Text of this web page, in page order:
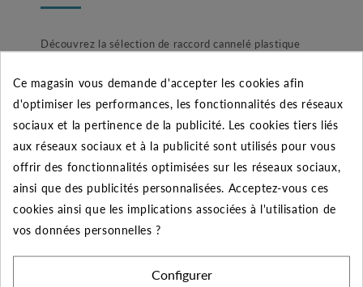
Découvrez la sélection de raccord cannelé plastique
coude est dit de série longue, il convient à des tuyaux
de 16 mm de diamètre. Le Té se compose de trois
raccordements en diamètre 16 mm, pour une longueur
d’environ 6 cm. Le té est conçu pour encaisser une
pression de service maximale de 4 bars à 20°C.
A quoi ça sert ?
Les raccords cannelés sont trop peu utilisés dans les
installations de goutte-à-goutte. Cependant un Té tel
que celui-ci permet d’effectuer une dérivation à votre
Ce magasin vous demande d'accepter les cookies afin
d'optimiser les performances, les fonctionnalités des réseaux
sociaux et la pertinence de la publicité. Les cookies tiers liés
aux réseaux sociaux et à la publicité sont utilisés pour vous
offrir des fonctionnalités optimisées sur les réseaux sociaux,
ainsi que des publicités personnalisées. Acceptez-vous ces
cookies ainsi que les implications associées à l'utilisation de
vos données personnelles ?
Configurer